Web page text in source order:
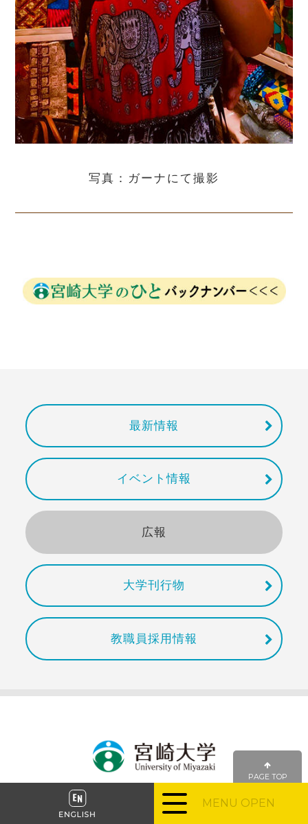
写真：ガーナにて撮影
最新情報
イベント情報
広報
大学刊行物
教職員採用情報
PAGE TOP
MENU OPEN